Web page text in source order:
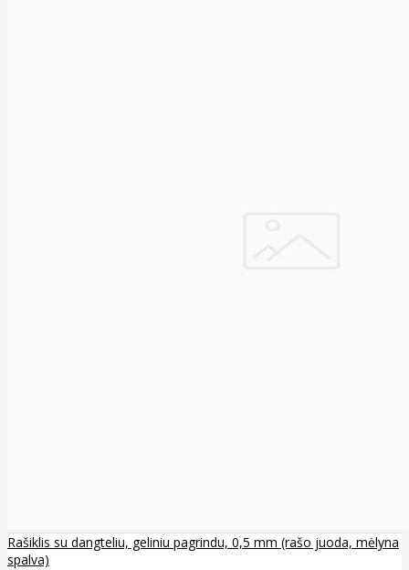
Rašiklis su dangteliu, geliniu pagrindu, 0,5 mm (rašo juoda, mėlyna
spalva)